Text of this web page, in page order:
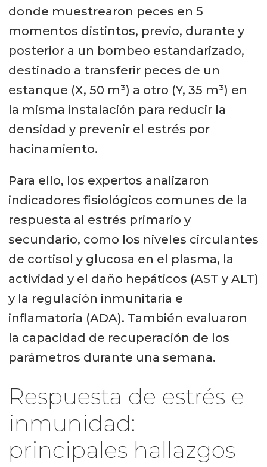
donde muestrearon peces en 5
momentos distintos, previo, durante y
posterior a un bombeo estandarizado,
destinado a transferir peces de un
estanque (X, 50 m³) a otro (Y, 35 m³) en
la misma instalación para reducir la
densidad y prevenir el estrés por
hacinamiento.
Para ello, los expertos analizaron
indicadores fisiológicos comunes de la
respuesta al estrés primario y
secundario, como los niveles circulantes
de cortisol y glucosa en el plasma, la
actividad y el daño hepáticos (AST y ALT)
y la regulación inmunitaria e
inflamatoria (ADA). También evaluaron
la capacidad de recuperación de los
parámetros durante una semana.
Respuesta de estrés e
inmunidad:
principales hallazgos